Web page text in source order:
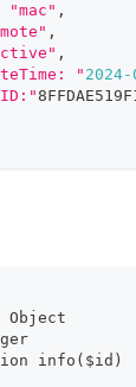
"mac" ,
,
,
" 2024-
info($id)